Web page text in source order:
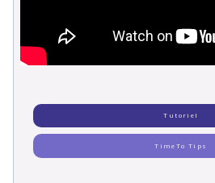
Tutoriel
TimeTo Tips